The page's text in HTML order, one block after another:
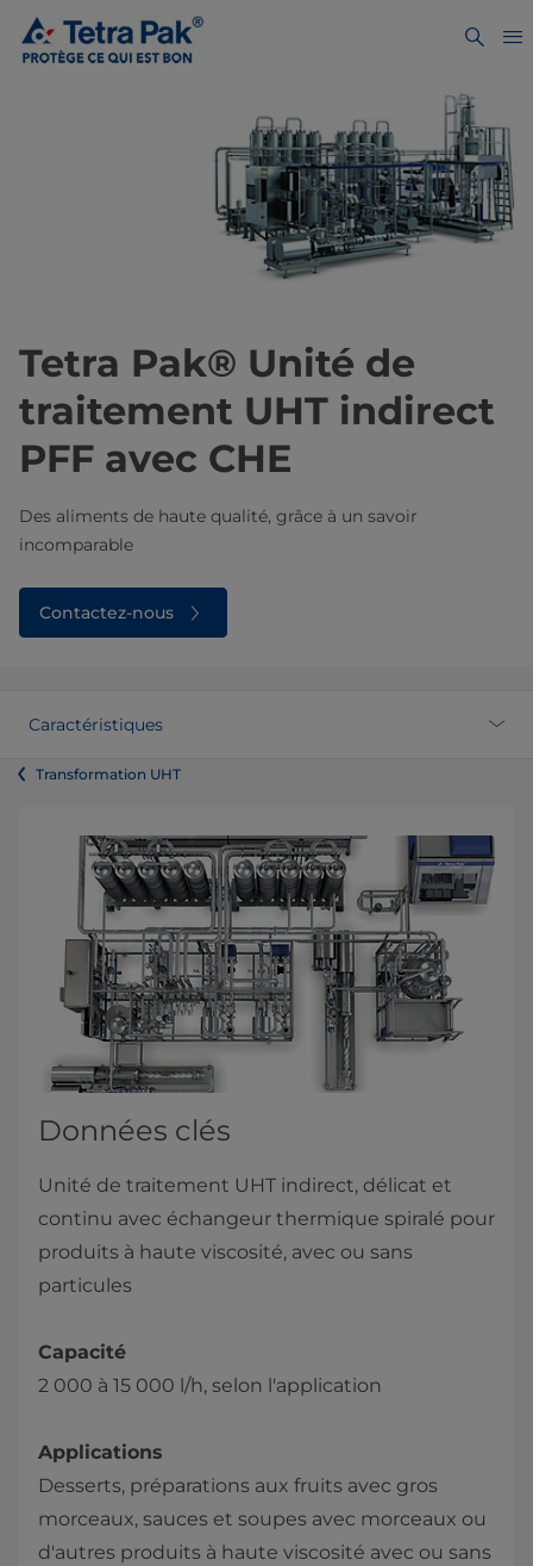
Tetra Pak® Unité de
traitement UHT indirect
PFF avec CHE
Des aliments de haute qualité, grâce à un savoir
incomparable
Contactez-nous
Caractéristiques
Transformation UHT
Données clés
Unité de traitement UHT indirect, délicat et
continu avec échangeur thermique spiralé pour
produits à haute viscosité, avec ou sans
particules
Capacité
2 000 à 15 000 l/h, selon l'application
Applications
Desserts, préparations aux fruits avec gros
morceaux, sauces et soupes avec morceaux ou
d'autres produits à haute viscosité avec ou sans